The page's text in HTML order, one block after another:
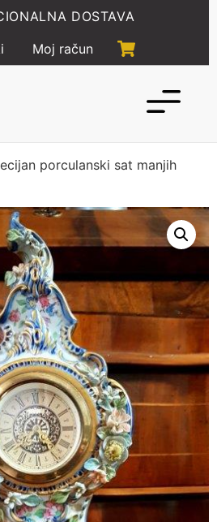
DOSTAVA
Moj račun
porculanski sat manjih